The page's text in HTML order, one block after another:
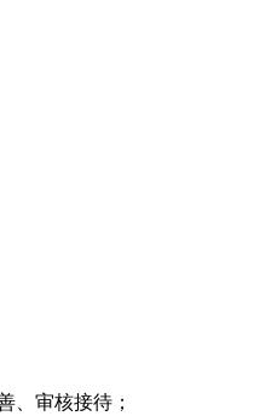
、审核接待；